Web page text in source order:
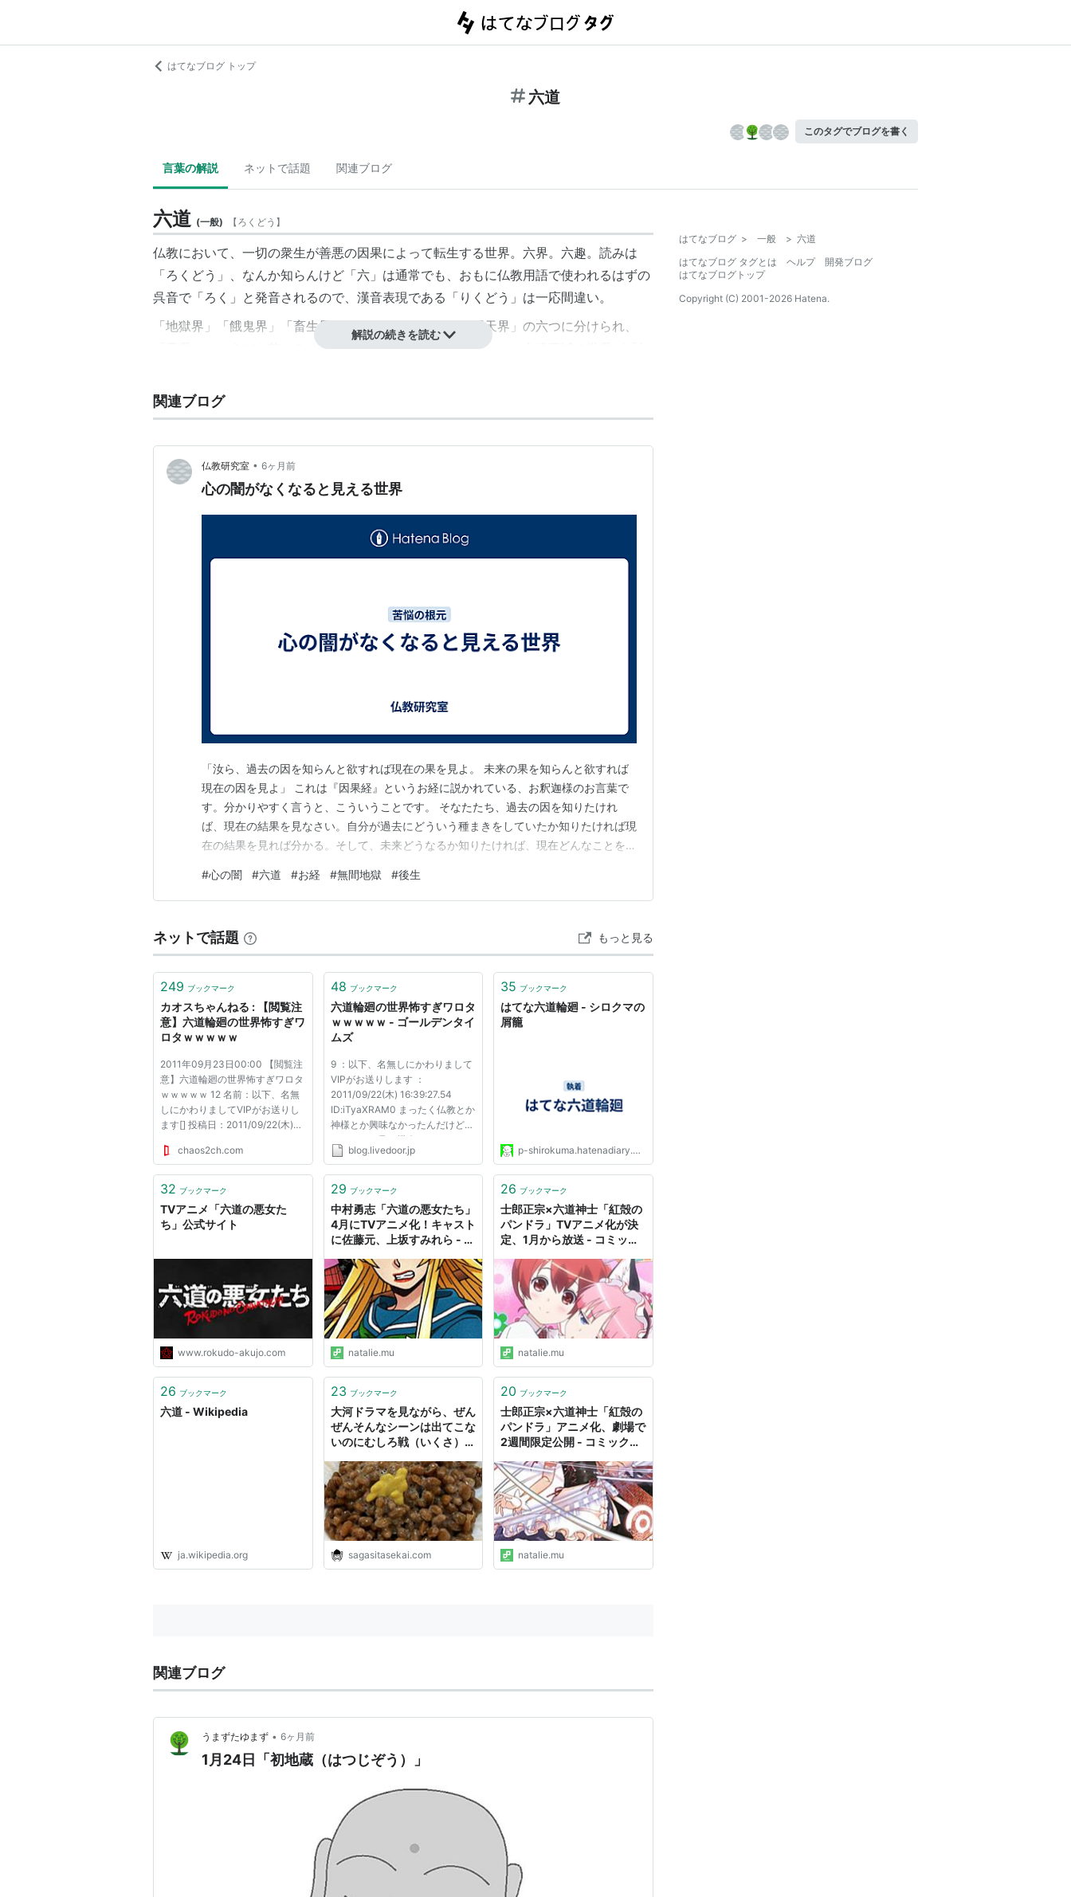
はてなブログ トップ
六道
このタグでブログを書く
言葉の解説 ネットで話題 関連ブログ
六道 (一般) 【ろくどう 】
仏教において、一切の衆生が善悪の因果によって転生する世界。六界。六趣。読みは
「ろくどう」、なんか知らんけど「六」は通常でも、おもに仏教用語で使われるはずの
呉音で「ろく」と発音されるので、 漢音表現である「りくどう」は一応間違い。
「地獄界 」「餓鬼界 」「畜生界 」「修羅界」「人間界 」「天界 」の六つに分けられ、
「天界」といえども苦しみの輪廻する世界を脱せず、輪廻しない永遠不滅の世界が「仏
地獄道(火途)
的であり、
修羅道人道 天道 は比較的肯定的にとらえられる。
関連キーワード
解説の続きを読む
関連ブログ
仏教研究室 • 6ヶ月前
心の闇がなくなると見える世界
「汝ら、過去の因を知らんと欲すれば現在の果を見よ。 未来の果を知らんと欲すれば
現在の因を見よ」 これは『因果経』というお経に説かれている、お釈迦様のお言葉で
す。分かりやすく言うと、こういうことです。 そなたたち、過去の因を知りたけれ
ば、現在の結果を見なさい。自分が過去にどういう種まきをしていたか知りたければ現
在の結果を見れば分かる。そして、未来どうなるか知りたければ、現在どんなことをし
をまいたのか分からなくても実際に出てきたものを見れば、どんな種をまいたかが分か
る。これと同じです。 また、未来どうなるか。世間では、占…
#心の闇 #六道 #お経 #無間地獄 #後生
ネットで話題 もっと見る
249 ブックマーク
カオスちゃんねる : 【閲覧注
意】六道輪廻の世界怖すぎワ
ロタｗｗｗｗｗ
2011年09月23日00:00 【閲覧注
意】六道輪廻の世界怖すぎワロタ
ｗｗｗｗｗ 12 名前：以下、名無
しにかわりましてVIPがお送りし
ます[] 投稿日：2011/09/22(木)
勝手に まずは天界 天界は、六道
ができる。 天人は長寿で、空を
た、...
chaos2ch.com
48 ブックマーク
六道輪廻の世界怖すぎワロタ
ｗｗｗｗｗ - ゴールデンタイ
ムズ
9 ：以下、名無しにかわりまして
VIPがお送りします ：
2011/09/22(木) 16:39:27.54
ID:iTyaXRAM0 まったく仏教とか
神様とか興味なかったんだけど
wikiとかで見る機会があってとっ
ても怖かったのね だからまとめ
りましてVIPがお送りします ：
ID:iTyaXRAM0 では...
blog.livedoor.jp
35 ブックマーク
はてな六道輪廻 - シロクマの
屑籠
p-shirokuma.hatenadiary.com
32 ブックマーク
TVアニメ「六道の悪女た
ち」公式サイト
www.rokudo-akujo.com
29 ブックマーク
中村勇志「六道の悪女たち」
4月にTVアニメ化！キャスト
に佐藤元、上坂すみれら - コ
natalie.mu
26 ブックマーク
士郎正宗×六道神士「紅殻の
パンドラ」TVアニメ化が決
定、1月から放送 - コミック
natalie.mu
26 ブックマーク
六道 - Wikipedia
ja.wikipedia.org
23 ブックマーク
大河ドラマを見ながら、ぜん
ぜんそんなシーンは出てこな
いのにむしろ戦（いくさ）の
しっかり生きて行かなきゃな
ぁと思ったこと - 失われた世
界を探して
sagasitasekai.com
20 ブックマーク
士郎正宗×六道神士「紅殻の
パンドラ」アニメ化、劇場で
2週間限定公開 - コミックナ
natalie.mu
関連ブログ
うまずたゆまず • 6ヶ月前
1月24日「初地蔵（はつじぞう）」
はてなブログ > 一般 > 六道
はてなブログ タグとは
ヘルプ
開発ブログ
はてなブログトップ
Copyright (C) 2001-2026 Hatena.